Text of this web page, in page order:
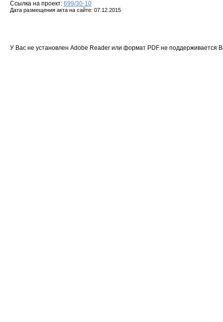
Ссылка на проект: 699/30-10
Дата размещения акта на сайте: 07.12.2015
У Вас не установлен Adobe Reader или формат PDF не поддерживается